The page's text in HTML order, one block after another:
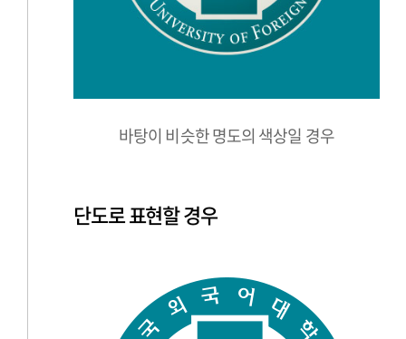
바탕이 비슷한 명도의 색상일 경우
단도로 표현할 경우